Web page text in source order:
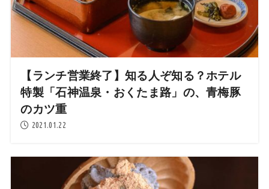
【ランチ営業終了】知る人ぞ知る？ホテル
特製「石神温泉・おくたま路」の、青梅豚
のカツ重
2021.01.22